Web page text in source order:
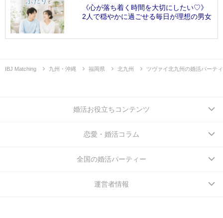
《心が落ち着く時間を大切にしたい♡》
2人で穏やかに過ごせる毎日が理想の男女
IBJ Matching 九州・沖縄 福岡県 北九州 ツヴァイ北九州の婚活パーテ
婚活お役立ちコンテンツ
恋愛・婚活コラム
全国の婚活パーティー
運営者情報